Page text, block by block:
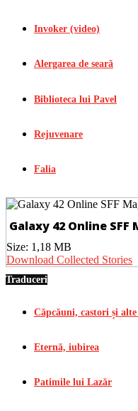
Invoker (video)
Alergarea de seară
Biblioteca lui Pavel
Rejuvenare
Falia
Galaxy 42 Online SFF
Size: 1,18 MB
Download Collected Stories
Traduceri
Căpcăuni, castori și
Eternă, iubirea
Patimile lui Lazăr